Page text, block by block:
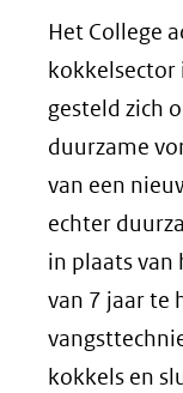
Het College
kokkelsector
gesteld zich
duurzame
van een
echter
in plaats van
van 7 jaar te
kokkels en